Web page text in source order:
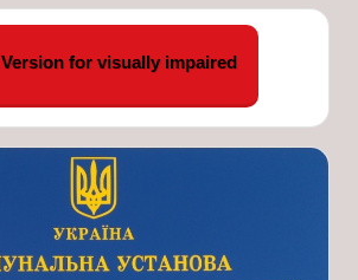
Version for visually impaired